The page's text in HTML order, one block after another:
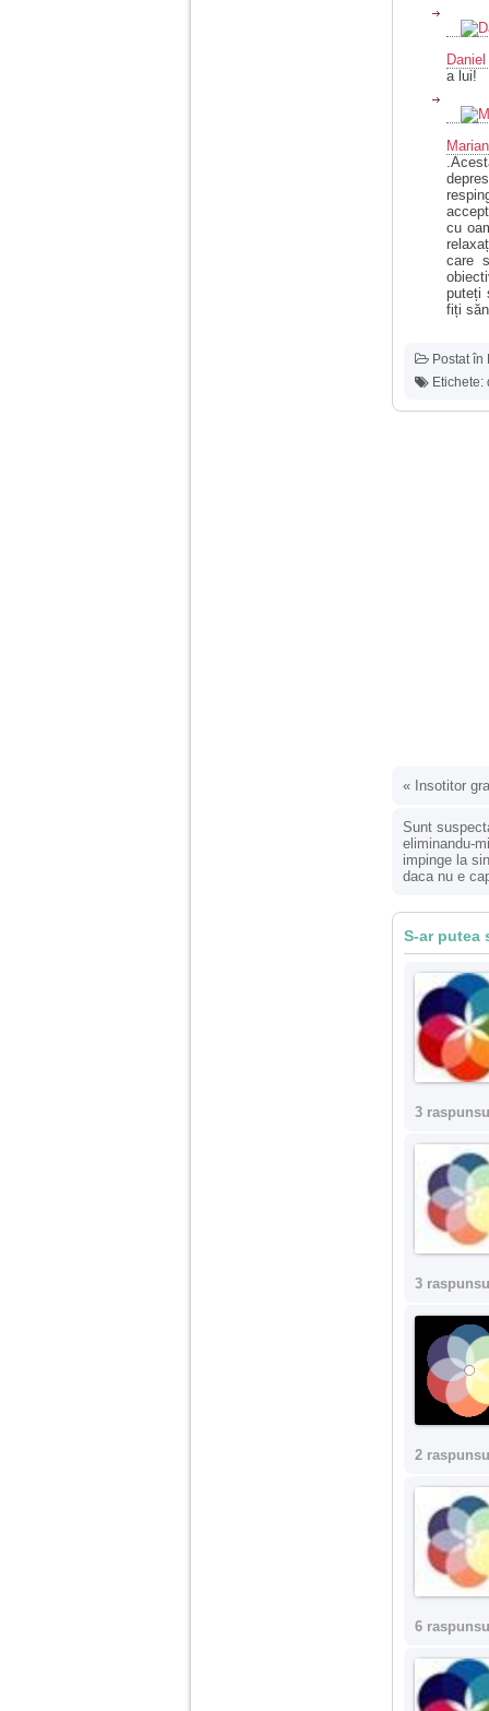
a lui!
cu
care
puteți
fiți
Postat în
Etichete:
« Insotitor
Sunt
eliminandu-
impinge la
daca nu e
S-ar putea
3
3
2
6